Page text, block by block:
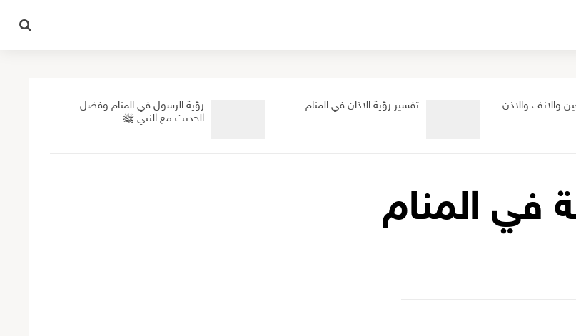
والانف والاذن
تفسير رؤية الاذان في المنام
رؤية الرسول في المنام وفضل
الحديث مع النبي ﷺ
في المنام